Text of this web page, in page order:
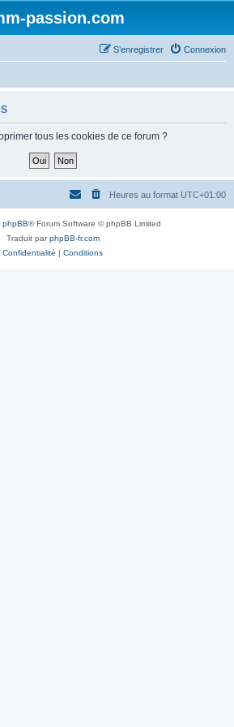
passion.com
Connexion
S’enregistrer
tous les cookies de ce forum ?
Heures au format UTC+01:00
phpBB® Forum Software © phpBB Limited
Traduit parphpBB-fr.com
Confidentialité | Conditions